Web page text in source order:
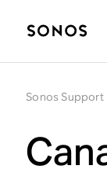
Sonos Support